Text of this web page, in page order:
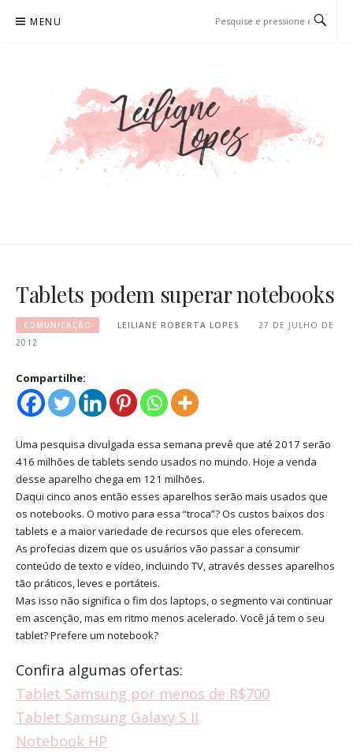
para
MENU
Tablets podem superar notebooks
COMUNICAÇÃO LEILIANE ROBERTA LOPES
27 DE JULHO DE
2012
Compartilhe:
Uma pesquisa divulgada essa semana prevê que até 2017 serão
416 milhões de tablets sendo usados no mundo. Hoje a venda
desse aparelho chega em 121 milhões.
Daqui cinco anos então esses aparelhos serão mais usados que
os notebooks. O motivo para essa “troca”? Os custos baixos dos
tablets e a maior variedade de recursos que eles oferecem.
As profecias dizem que os usuários vão passar a consumir
conteúdo de texto e vídeo, incluindo TV, através desses aparelhos
tão práticos, leves e portáteis.
Mas isso não significa o fim dos laptops, o segmento vai continuar
em ascenção, mas em ritmo menos acelerado. Você já tem o seu
tablet? Prefere um notebook?
Confira algumas ofertas:
Tablet Samsung por menos de R$700
Tablet Samsung Galaxy S II
Notebook HP